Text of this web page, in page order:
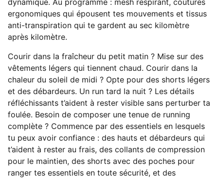
dynamique. Au programme : mesh respirant, coutures
ergonomiques qui épousent tes mouvements et tissus
anti-transpiration qui te gardent au sec kilomètre
après kilomètre.
Courir dans la fraîcheur du petit matin ? Mise sur des
vêtements légers qui tiennent chaud. Courir dans la
chaleur du soleil de midi ? Opte pour des shorts légers
et des débardeurs. Un run tard la nuit ? Les détails
réfléchissants t’aident à rester visible sans perturber ta
foulée. Besoin de composer une tenue de running
complète ? Commence par des essentiels en lesquels
tu peux avoir confiance : des hauts et débardeurs qui
t’aident à rester au frais, des collants de compression
pour le maintien, des shorts avec des poches pour
ranger tes essentiels en toute sécurité, et des